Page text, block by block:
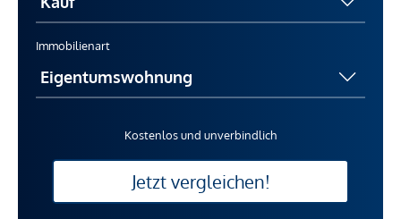
Immobilienart
Kostenlos und unverbindlich
Jetzt vergleichen!